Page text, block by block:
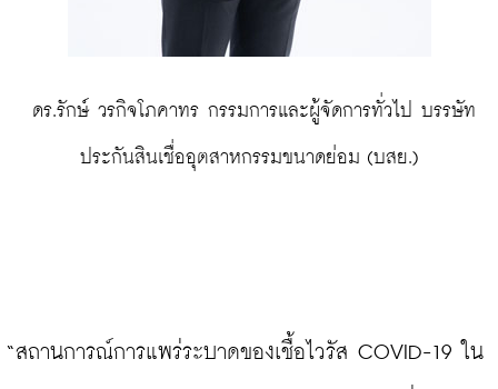
ประกันสินเชื่ออุตสาหกรรมขนาดย่อม (บสย.)
“สถานการณ์การแพร่ระบาดของเชื้อไวรัส COVID-19 ใน